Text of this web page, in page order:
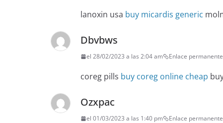
lanoxin usa buy micardis generic
Dbvbws
el 28/02/2023 a las 2:04 am Enlace permanente
coreg pills buy coreg online cheap
Ozxpac
el 01/03/2023 a las 1:40 pm Enlace permanente